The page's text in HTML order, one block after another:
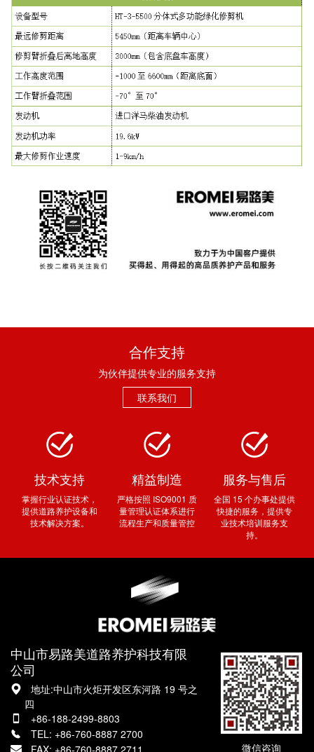
合作支持
为伙伴提供专业的服务支持
联系我们
技术支持
掌握行业认证技术，
提供道路养护设备和
技术解决方案。
精益制造
严格按照 ISO9001 质
量管理认证体系进行
流程生产和质量管控
服务与售后
全国 15 个办事处提供
快捷的服务，提供专
业技术培训服务支
持。
中山市易路美道路养护科技有限
公司
地址:中山市火炬开发区东河路 19 号之
四
+86-188-2499-8803
TEL: +86-760-8887 2700
微信咨询